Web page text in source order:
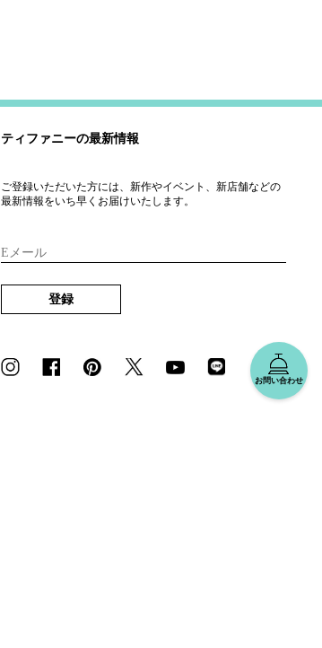
お問い合わせ
ティファニーの最新情報
ご登録いただいた方には、新作やイベント、新店舗などの
最新情報をいち早くお届けいたします。
Eメール
登録